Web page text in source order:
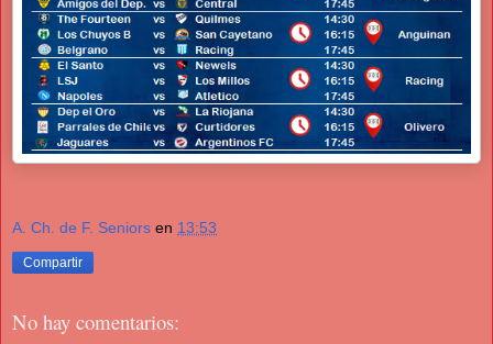
A. Ch. de F. Seniors en 13:53
Compartir
No hay comentarios: